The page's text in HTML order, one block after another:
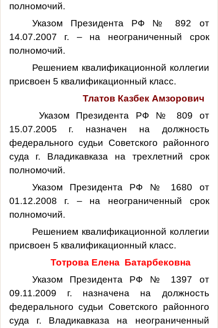
полномочий.
Указом Президента РФ № 892 от
14.07.2007 г. – на неограниченный срок
полномочий.
Решением квалификационной коллегии
присвоен 5 квалификационный класс.
Тлатов Казбек Амзорович
Указом Президента РФ № 809 от
15.07.2005 г. назначен на должность
федерального судьи Советского районного
суда г. Владикавказа на трехлетний срок
полномочий.
Указом Президента РФ № 1680 от
01.12.2008 г. – на неограниченный срок
полномочий.
Решением квалификационной коллегии
присвоен 5 квалификационный класс.
Тотрова Елена Батарбековна
Указом Президента РФ № 1397 от
09.11.2009 г. назначена на должность
федерального судьи Советского районного
суда г. Владикавказа на неограниченный